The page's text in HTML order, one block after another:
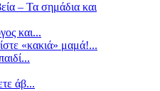
– Τα σημάδια και
και...
«κακιά» μαμά!...
άβ...